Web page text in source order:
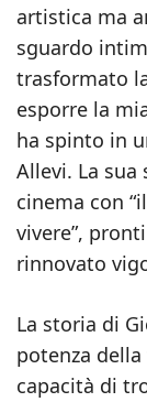
artistica ma
sguardo
trasformato
esporre la
ha spinto in
Allevi. La sua
cinema con
vivere”,
rinnovato
La storia di
potenza
capacità di